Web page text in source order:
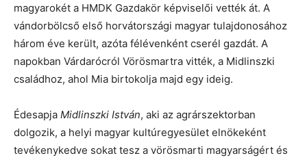
magyarokét a HMDK Gazdakör képviselői vették át. A
vándorbölcső első horvátországi magyar tulajdonosához
három éve került, azóta félévenként cserél gazdát. A
napokban Várdarócról Vörösmartra vitték, a Midlinszki
családhoz, ahol Mia birtokolja majd egy ideig.
Édesapja Midlinszki István, aki az agrárszektorban
dolgozik, a helyi magyar kultúregyesület elnökeként
tevékenykedve sokat tesz a vörösmarti magyarságért és